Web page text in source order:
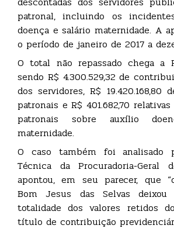
patronal, incluindo os
doença e salário maternidade. A
o período de janeiro de 2017 a
O total não repassado chega a
sendo R$ 4.300.529,32 de
dos servidores, R$ 19.420.168,80
patronais e R$ 401.682,70
patronais sobre auxílio
maternidade.
O caso também foi analisado
Técnica da Procuradoria-Geral
apontou, em seu parecer, que
Bom Jesus das Selvas
totalidade dos valores retidos
título de contribuição